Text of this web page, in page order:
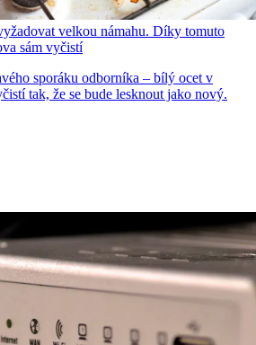
velkou námahu. Díky tomuto
sám vyčistí
sporáku odborníka – bílý ocet v
tak, že se bude lesknout jako nový.